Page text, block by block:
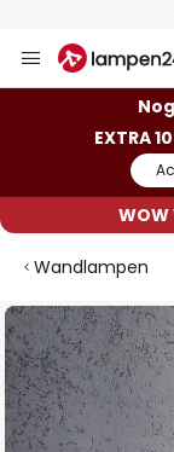
naar
EXTRA
Wandlampen
Ga
naar
het
einde
van